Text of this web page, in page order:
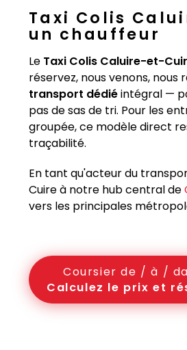
Taxi Colis
un chauffeur
Le Taxi Colis Caluire-et-
réservez, nous venons,
transport dédiéintégral —
pas de sas de tri. Pour les
groupée, ce modèle direct
traçabilité.
En tant qu'acteur du
Cuire à notre hub central de
vers les principales
Coursier de / à /
Calculez le prix et